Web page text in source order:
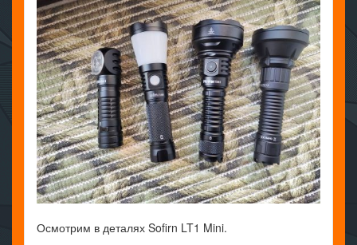
Осмотрим в деталях Sofirn LT1 Mini.